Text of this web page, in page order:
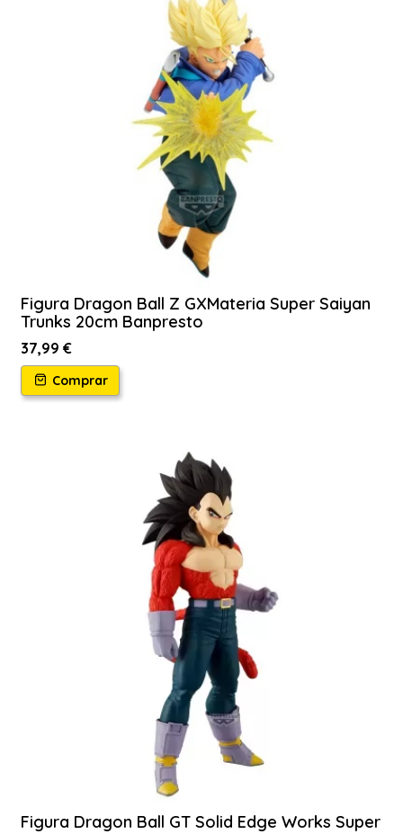
Figura Dragon Ball Z GXMateria Super Saiyan
Trunks 20cm Banpresto
37,99 €
Comprar
Figura Dragon Ball GT Solid Edge Works Super